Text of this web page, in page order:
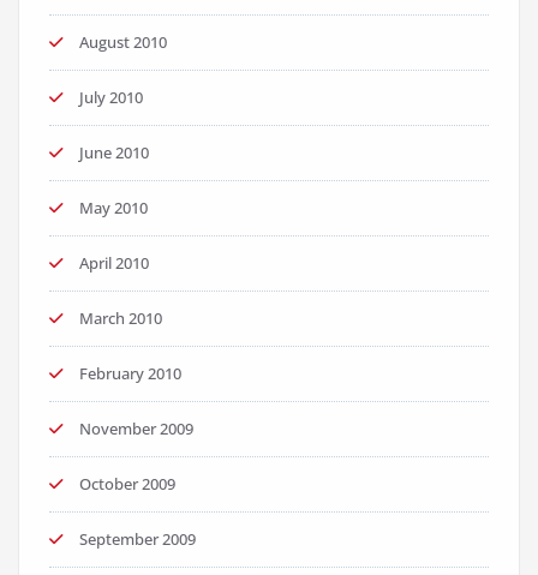
August 2010
July 2010
June 2010
May 2010
April 2010
March 2010
February 2010
November 2009
October 2009
September 2009